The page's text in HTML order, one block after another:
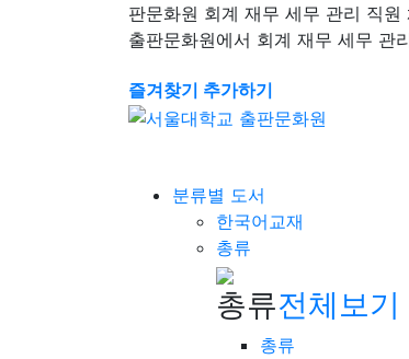
판문화원 회계 재무 세무 관리 직원
출판문화원에서 회계 재무 세무 관
즐겨찾기 추가하기
분류별 도서
한국어교재
총류
총류전체보기
총류